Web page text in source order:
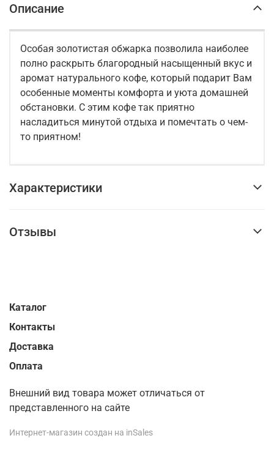
Описание
Особая золотистая обжарка позволила наиболее
полно раскрыть благородный насыщенный вкус и
аромат натурального кофе, который подарит Вам
особенные моменты комфорта и уюта домашней
обстановки. С этим кофе так приятно
насладиться минутой отдыха и помечтать о чем-
то приятном!
Характеристики
Отзывы
Каталог
Контакты
Доставка
Оплата
Внешний вид товара может отличаться от
представленного на сайте
Интернет-магазин создан на inSales